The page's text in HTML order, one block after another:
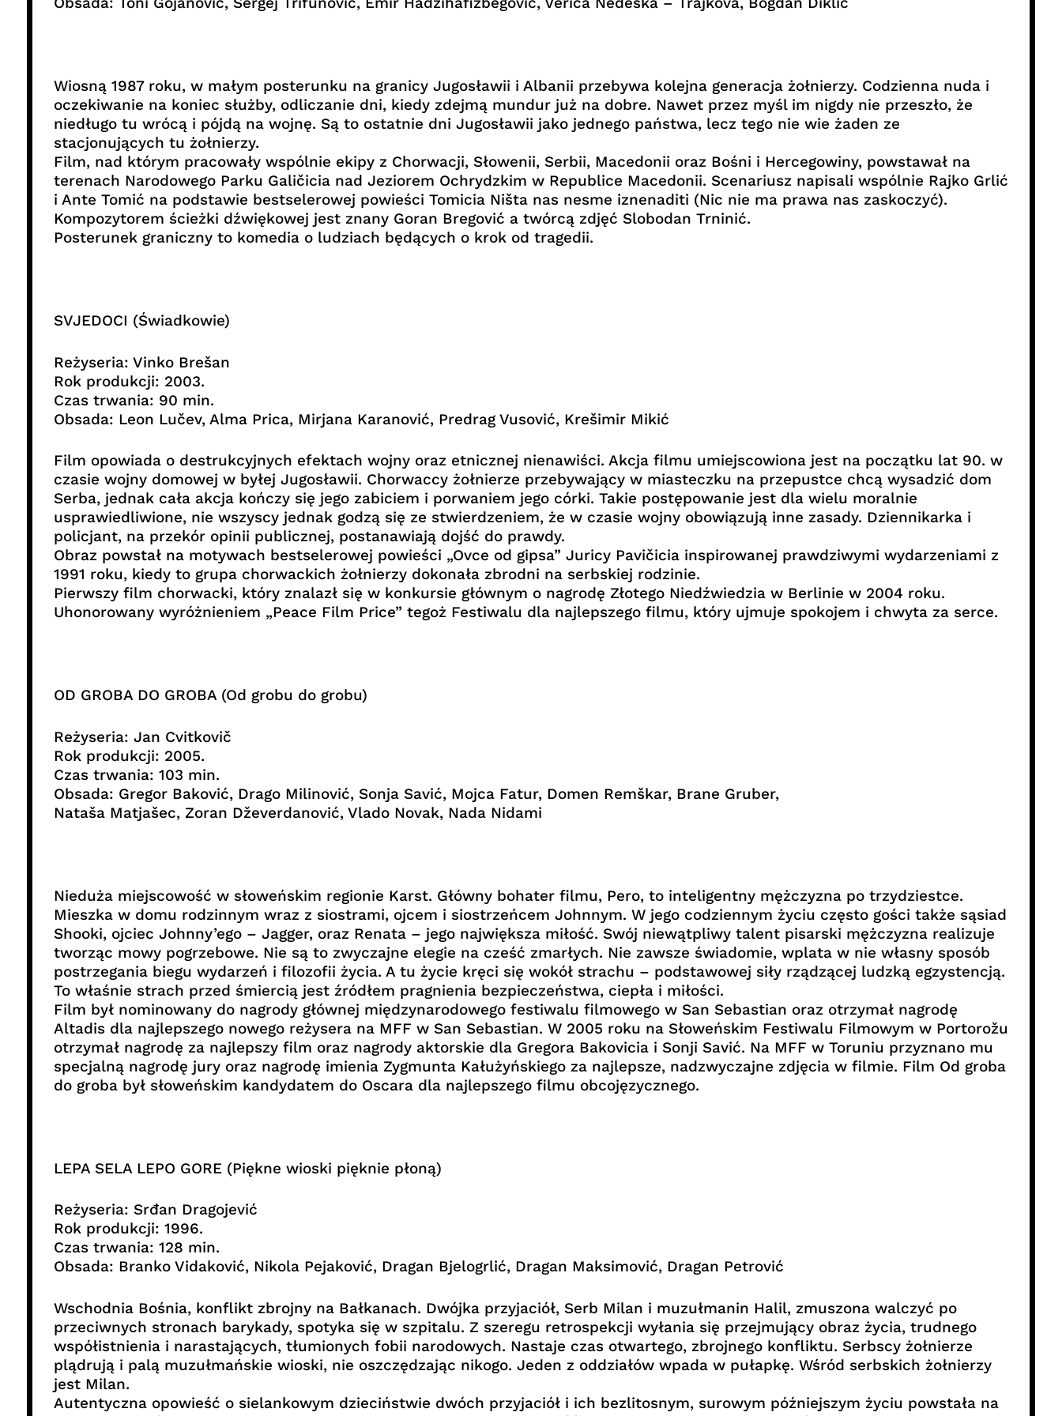
Wiosną 1987 roku, w małym posterunku na granicy Jugosławii i Albanii przebywa kolejna generacja żołnierzy. Codzienna nuda i
oczekiwanie na koniec służby, odliczanie dni, kiedy zdejmą mundur już na dobre. Nawet przez myśl im nigdy nie przeszło, że
niedługo tu wrócą i pójdą na wojnę. Są to ostatnie dni Jugosławii jako jednego państwa, lecz tego nie wie żaden ze
stacjonujących tu żołnierzy.
Film, nad którym pracowały wspólnie ekipy z Chorwacji, Słowenii, Serbii, Macedonii oraz Bośni i Hercegowiny, powstawał na
terenach Narodowego Parku Galičicia nad Jeziorem Ochrydzkim w Republice Macedonii. Scenariusz napisali wspólnie Rajko Grlić
i Ante Tomić na podstawie bestselerowej powieści Tomicia Ništa nas nesme iznenaditi (Nic nie ma prawa nas zaskoczyć).
Kompozytorem ścieżki dźwiękowej jest znany Goran Bregović a twórcą zdjęć Slobodan Trninić.
Posterunek graniczny to komedia o ludziach będących o krok od tragedii.
SVJEDOCI (Świadkowie)
Reżyseria: Vinko Brešan
Rok produkcji: 2003.
Czas trwania: 90 min.
Obsada: Leon Lučev, Alma Prica, Mirjana Karanović, Predrag Vusović, Krešimir Mikić
Film opowiada o destrukcyjnych efektach wojny oraz etnicznej nienawiści. Akcja filmu umiejscowiona jest na początku lat 90. w
czasie wojny domowej w byłej Jugosławii. Chorwaccy żołnierze przebywający w miasteczku na przepustce chcą wysadzić dom
Serba, jednak cała akcja kończy się jego zabiciem i porwaniem jego córki. Takie postępowanie jest dla wielu moralnie
usprawiedliwione, nie wszyscy jednak godzą się ze stwierdzeniem, że w czasie wojny obowiązują inne zasady. Dziennikarka i
policjant, na przekór opinii publicznej, postanawiają dojść do prawdy.
Obraz powstał na motywach bestselerowej powieści „Ovce od gipsa” Juricy Pavičicia inspirowanej prawdziwymi wydarzeniami z
1991 roku, kiedy to grupa chorwackich żołnierzy dokonała zbrodni na serbskiej rodzinie.
Pierwszy film chorwacki, który znalazł się w konkursie głównym o nagrodę Złotego Niedźwiedzia w Berlinie w 2004 roku.
Uhonorowany wyróżnieniem „Peace Film Price” tegoż Festiwalu dla najlepszego filmu, który ujmuje spokojem i chwyta za serce.
OD GROBA DO GROBA (Od grobu do grobu)
Reżyseria: Jan Cvitkovič
Rok produkcji: 2005.
Czas trwania: 103 min.
Obsada: Gregor Baković, Drago Milinović, Sonja Savić, Mojca Fatur, Domen Remškar, Brane Gruber,
Nataša Matjašec, Zoran Dževerdanović, Vlado Novak, Nada Nidami
Nieduża miejscowość w słoweńskim regionie Karst. Główny bohater filmu, Pero, to inteligentny mężczyzna po trzydziestce.
Mieszka w domu rodzinnym wraz z siostrami, ojcem i siostrzeńcem Johnnym. W jego codziennym życiu często gości także sąsiad
Shooki, ojciec Johnny’ego – Jagger, oraz Renata – jego największa miłość. Swój niewątpliwy talent pisarski mężczyzna realizuje
tworząc mowy pogrzebowe. Nie są to zwyczajne elegie na cześć zmarłych. Nie zawsze świadomie, wplata w nie własny sposób
postrzegania biegu wydarzeń i filozofii życia. A tu życie kręci się wokół strachu – podstawowej siły rządzącej ludzką egzystencją.
To właśnie strach przed śmiercią jest źródłem pragnienia bezpieczeństwa, ciepła i miłości.
Film był nominowany do nagrody głównej międzynarodowego festiwalu filmowego w San Sebastian oraz otrzymał nagrodę
Altadis dla najlepszego nowego reżysera na MFF w San Sebastian. W 2005 roku na Słoweńskim Festiwalu Filmowym w Portorožu
otrzymał nagrodę za najlepszy film oraz nagrody aktorskie dla Gregora Bakovicia i Sonji Savić. Na MFF w Toruniu przyznano mu
specjalną nagrodę jury oraz nagrodę imienia Zygmunta Kałużyńskiego za najlepsze, nadzwyczajne zdjęcia w filmie. Film Od groba
do groba był słoweńskim kandydatem do Oscara dla najlepszego filmu obcojęzycznego.
LEPA SELA LEPO GORE (Piękne wioski pięknie płoną)
Reżyseria: Srđan Dragojević
Rok produkcji: 1996.
Czas trwania: 128 min.
Obsada: Branko Vidaković, Nikola Pejaković, Dragan Bjelogrlić, Dragan Maksimović, Dragan Petrović
Wschodnia Bośnia, konflikt zbrojny na Bałkanach. Dwójka przyjaciół, Serb Milan i muzułmanin Halil, zmuszona walczyć po
przeciwnych stronach barykady, spotyka się w szpitalu. Z szeregu retrospekcji wyłania się przejmujący obraz życia, trudnego
współistnienia i narastających, tłumionych fobii narodowych. Nastaje czas otwartego, zbrojnego konfliktu. Serbscy żołnierze
plądrują i palą muzułmańskie wioski, nie oszczędzając nikogo. Jeden z oddziałów wpada w pułapkę. Wśród serbskich żołnierzy
jest Milan.
Autentyczna opowieść o sielankowym dzieciństwie dwóch przyjaciół i ich bezlitosnym, surowym późniejszym życiu powstała na